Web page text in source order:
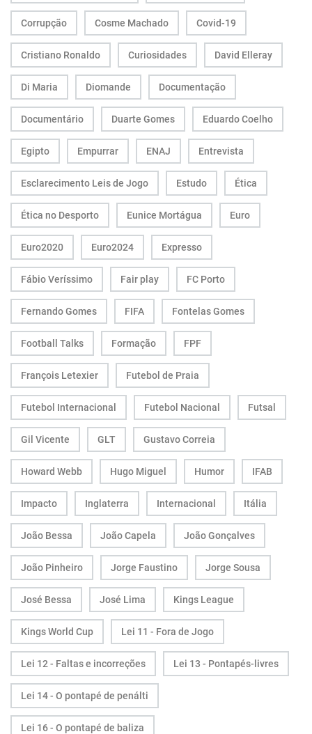
Corrupção Cosme Machado Covid-19
Cristiano Ronaldo Curiosidades David Elleray
Di Maria Diomande Documentação
Documentário Duarte Gomes Eduardo Coelho
Egipto Empurrar ENAJ Entrevista
Esclarecimento Leis de Jogo Estudo Ética
Ética no Desporto Eunice Mortágua Euro
Euro2020 Euro2024 Expresso
Fábio Veríssimo Fair play FC Porto
Fernando Gomes FIFA Fontelas Gomes
Football Talks Formação FPF
François Letexier Futebol de Praia
Futebol Internacional Futebol Nacional Futsal
Gil Vicente GLT Gustavo Correia
Howard Webb Hugo Miguel Humor IFAB
Impacto Inglaterra Internacional Itália
João Bessa João Capela João Gonçalves
João Pinheiro Jorge Faustino Jorge Sousa
José Bessa José Lima Kings League
Kings World Cup Lei 11 - Fora de Jogo
Lei 12 - Faltas e incorreções Lei 13 - Pontapés-livres
Lei 14 - O pontapé de penálti
Lei 16 - O pontapé de baliza